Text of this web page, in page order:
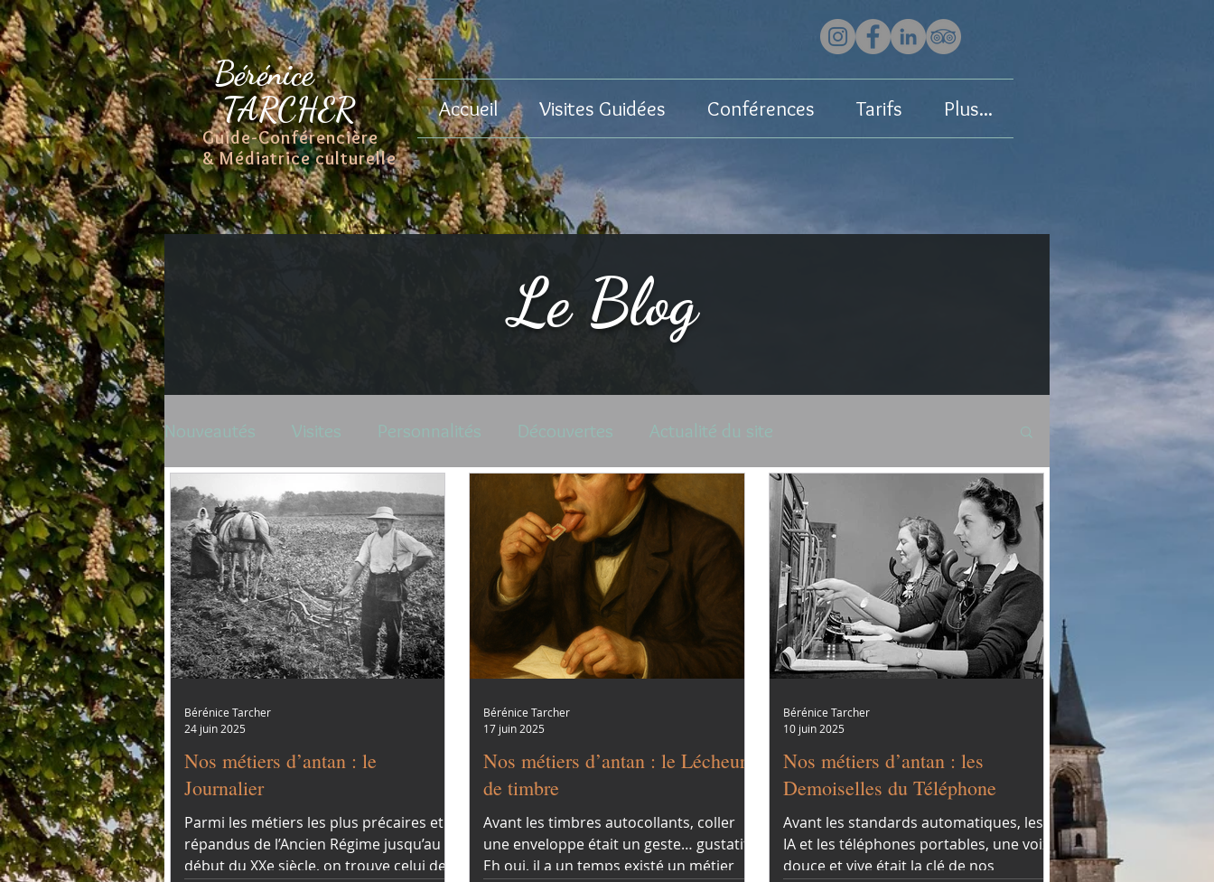
Bérénice
TARCHER
Guide-Conférencière
& Médiatrice culturelle
Accueil Visites Guidées Conférences Tarifs Plus...
Le Blog
Nouveautés Visites Personnalités Découvertes Actualité du site
Nos métiers d’antan : le
Journalier
Parmi les métiers les plus précaires et
répandus de l’Ancien Régime jusqu’au
début du XXe siècle, on trouve celui de
Bérénice Tarcher
24 juin 2025
Nos métiers d’antan : le Lécheur
de timbre
Avant les timbres autocollants, coller
une enveloppe était un geste… gustatif.
Eh oui, il a un temps existé un métier
Bérénice Tarcher
17 juin 2025
Nos métiers d’antan : les
Demoiselles du Téléphone
Avant les standards automatiques, les
IA et les téléphones portables, une voix
douce et vive était la clé de nos
Bérénice Tarcher
10 juin 2025